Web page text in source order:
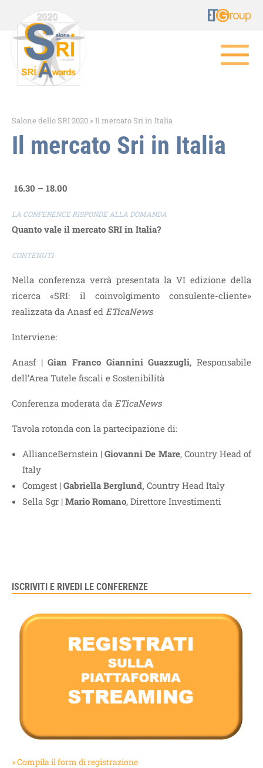
Salone dello SRI 2020 »Il mercato Sri in Italia
Il mercato Sri in Italia
16.30 – 18.00
LA CONFERENCE RISPONDE ALLA DOMANDA
Quanto vale il mercato SRI in Italia?
CONTENUTI
Nella conferenza verrà presentata la VI edizione della
ricerca «SRI: il coinvolgimento consulente-cliente»
realizzata da Anasf ed ETicaNews
Interviene:
Anasf |Gian Franco Giannini Guazzugli, Responsabile
dell’Area Tutele fiscali e Sostenibilità
Conferenza moderata da ETicaNews
Tavola rotonda con la partecipazione di:
AllianceBernstein |Giovanni De Mare, Country Head of
Italy
Comgest | Gabriella Berglund, Country Head Italy
Sella Sgr | Mario Romano, Direttore Investimenti
ISCRIVITI E RIVEDI LE CONFERENZE
» Compila il form di registrazione